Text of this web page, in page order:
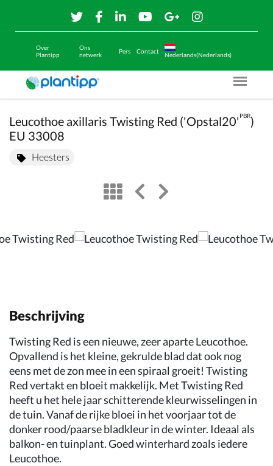
Over
Plantipp
Ons
netwerk
Pers Contact
Nederlands(Nederlands)
Menu
Leucothoe axillaris Twisting Red ('Opstal20' PBR)
EU 33008
Heesters
viewleft arrow
right arrow
Beschrijving
Twisting Red is een nieuwe, zeer aparte Leucothoe.
Opvallend is het kleine, gekrulde blad dat ook nog
eens met de zon mee in een spiraal groeit! Twisting
Red vertakt en bloeit makkelijk. Met Twisting Red
heeft u het hele jaar schitterende kleurwisselingen in
de tuin. Vanaf de rijke bloei in het voorjaar tot de
donker rood/paarse bladkleur in de winter. Ideaal als
balkon- en tuinplant. Goed winterhard zoals iedere
Leucothoe.